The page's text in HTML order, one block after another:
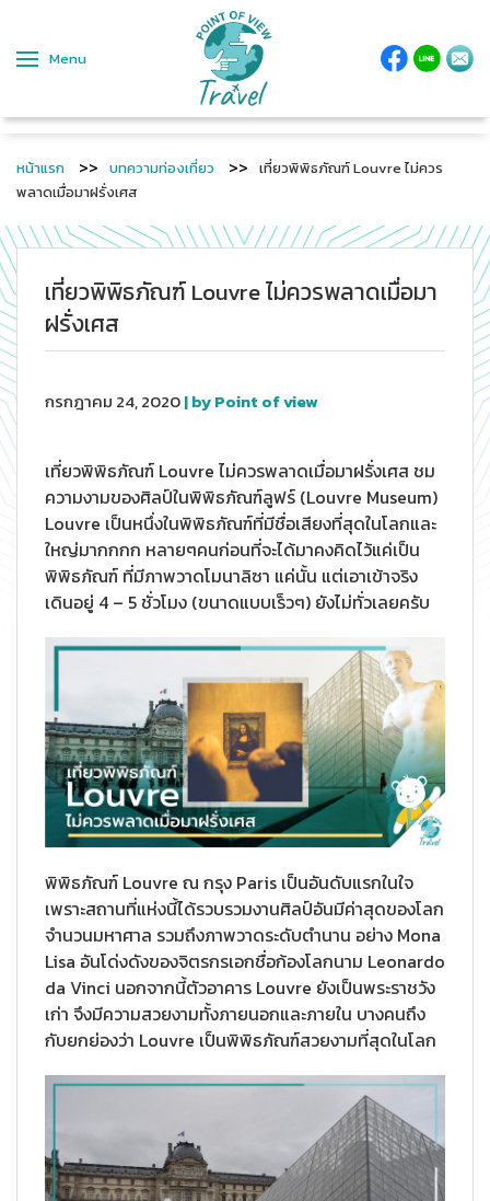
Menu
หน้าแรก บทความท่องเที่ยว
เที่ยวพิพิธภัณฑ์ Louvre ไม่ควร
พลาดเมื่อมาฝรั่งเศส
เที่ยวพิพิธภัณฑ์ Louvre ไม่ควรพลาดเมื่อมา
ฝรั่งเศส
กรกฎาคม 24, 2020| by Point of view
เที่ยวพิพิธภัณฑ์ Louvre ไม่ควรพลาดเมื่อมาฝรั่งเศส ชม
ความงามของศิลป์ในพิพิธภัณฑ์ลูฟร์ (Louvre Museum)
Louvre เป็นหนึ่งในพิพิธภัณฑ์ที่มีชื่อเสียงที่สุดในโลกและ
ใหญ่มากกกก หลายๆคนก่อนที่จะได้มาคงคิดไว้แค่เป็น
พิพิธภัณฑ์ ที่มีภาพวาดโมนาลิซา แค่นั้น แต่เอาเข้าจริง
เดินอยู่ 4 – 5 ชั่วโมง (ขนาดแบบเร็วๆ) ยังไม่ทั่วเลยครับ
พิพิธภัณฑ์ Louvre ณ กรุง Paris เป็นอันดับแรกในใจ
เพราะสถานที่แห่งนี้ได้รวบรวมงานศิลป์อันมีค่าสุดของโลก
จำนวนมหาศาล รวมถึงภาพวาดระดับตำนาน อย่าง Mona
Lisa อันโด่งดังของจิตรกรเอกชื่อก้องโลกนาม Leonardo
da Vinci นอกจากนี้ตัวอาคาร Louvre ยังเป็นพระราชวัง
เก่า จึงมีความสวยงามทั้งภายนอกและภายใน บางคนถึง
กับยกย่องว่า Louvre เป็นพิพิธภัณฑ์สวยงามที่สุดในโลก